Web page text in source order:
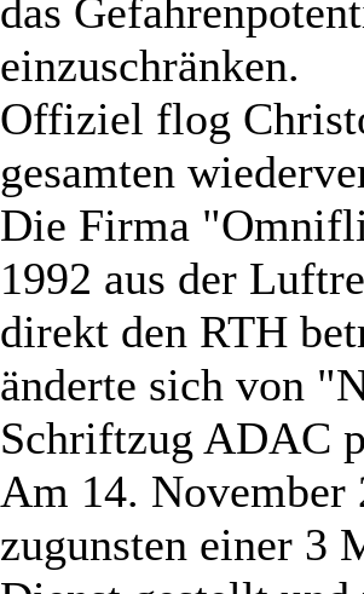
das
einzuschränken.
Offiziel flog
gesamten
Die Firma
1992 aus der
direkt den RTH
änderte sich von
Schriftzug ADAC
Am 14. November
zugunsten einer 3